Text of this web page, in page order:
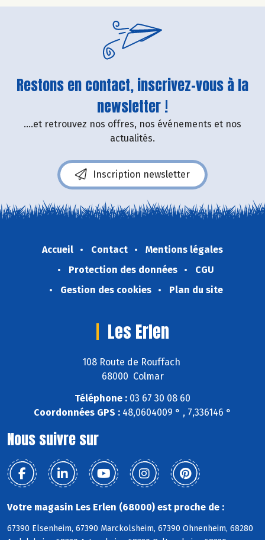
Restons en contact, inscrivez-vous à la
newsletter !
....et retrouvez nos offres, nos événements et nos
actualités.
Inscription newsletter
Accueil Contact
Mentions légales
Protection des données
CGU
Gestion des cookies
Plan du site
Les Erlen
108 Route de Rouffach
68000 Colmar
Téléphone : 03 67 30 08 60
Coordonnées GPS : 48,0604009 ° , 7,336146 °
Nous suivre sur
Votre magasin Les Erlen (68000) est proche de :
67390 Elsenheim, 67390 Marckolsheim, 67390 Ohnenheim, 68280